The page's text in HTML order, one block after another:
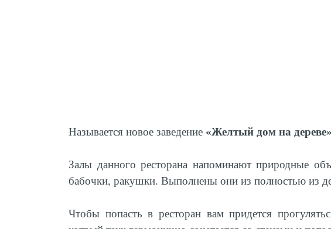
Называется новое заведение «Желтый дом на дереве»
Залы данного ресторана напоминают природные
бабочки, ракушки. Выполнены они из полностью из
Чтобы попасть в ресторан вам придется